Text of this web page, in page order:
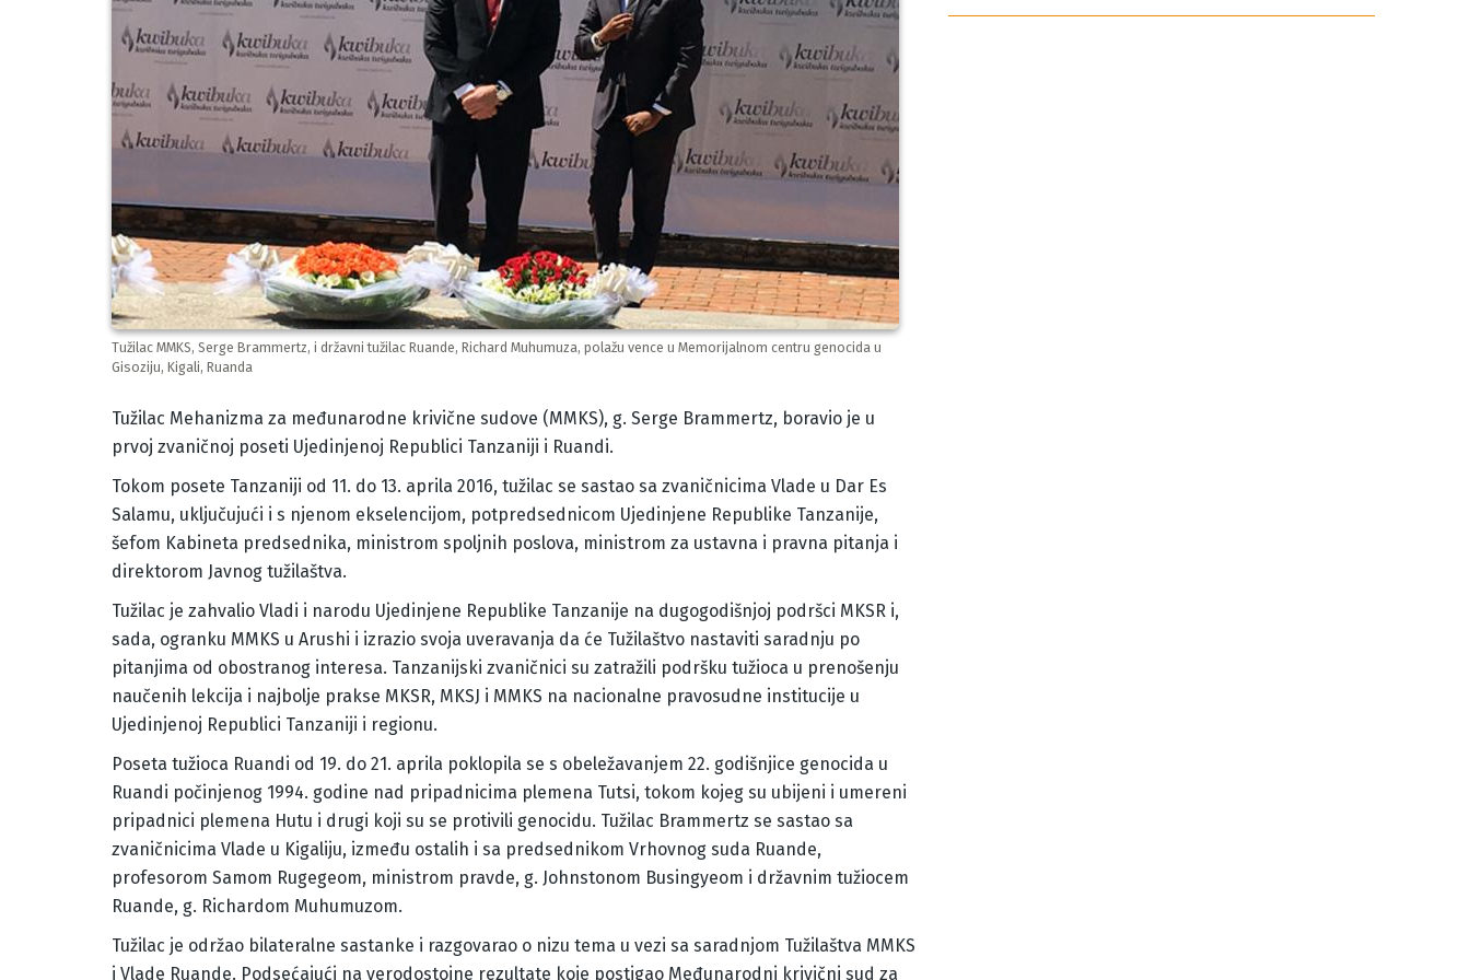
Tužilac MMKS, Serge Brammertz, i državni tužilac Ruande, Richard Muhumuza, polažu vence u Memorijalnom centru genocida u
Gisoziju, Kigali, Ruanda
Body
Tužilac Mehanizma za međunarodne krivične sudove (MMKS), g. Serge Brammertz, boravio je u
prvoj zvaničnoj poseti Ujedinjenoj Republici Tanzaniji i Ruandi.
Tokom posete Tanzaniji od 11. do 13. aprila 2016, tužilac se sastao sa zvaničnicima Vlade u Dar Es
Salamu, uključujući i s njenom ekselencijom, potpredsednicom Ujedinjene Republike Tanzanije,
šefom Kabineta predsednika, ministrom spoljnih poslova, ministrom za ustavna i pravna pitanja i
direktorom Javnog tužilaštva.
Tužilac je zahvalio Vladi i narodu Ujedinjene Republike Tanzanije na dugogodišnjoj podršci MKSR i,
sada, ogranku MMKS u Arushi i izrazio svoja uveravanja da će Tužilaštvo nastaviti saradnju po
pitanjima od obostranog interesa. Tanzanijski zvaničnici su zatražili podršku tužioca u prenošenju
naučenih lekcija i najbolje prakse MKSR, MKSJ i MMKS na nacionalne pravosudne institucije u
Ujedinjenoj Republici Tanzaniji i regionu.
Poseta tužioca Ruandi od 19. do 21. aprila poklopila se s obeležavanjem 22. godišnjice genocida u
Ruandi počinjenog 1994. godine nad pripadnicima plemena Tutsi, tokom kojeg su ubijeni i umereni
pripadnici plemena Hutu i drugi koji su se protivili genocidu. Tužilac Brammertz se sastao sa
zvaničnicima Vlade u Kigaliju, između ostalih i sa predsednikom Vrhovnog suda Ruande,
profesorom Samom Rugegeom, ministrom pravde, g. Johnstonom Busingyeom i državnim tužiocem
Ruande, g. Richardom Muhumuzom.
Tužilac je održao bilateralne sastanke i razgovarao o nizu tema u vezi sa saradnjom Tužilaštva MMKS
i Vlade Ruande. Podsećajući na verodostojne rezultate koje postigao Međunarodni krivični sud za